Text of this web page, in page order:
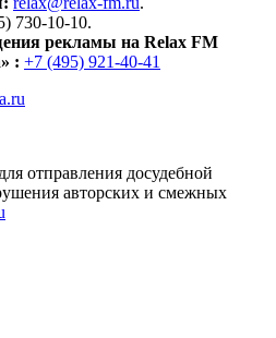
730-10-10.
рекламы на Relax FM
: +7 (495) 921-40-41
отправления досудебной
авторских и смежных